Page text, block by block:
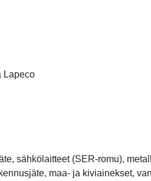
Lapeco
sähkölaitteet (SER-romu),
maa- ja kiviainekset,